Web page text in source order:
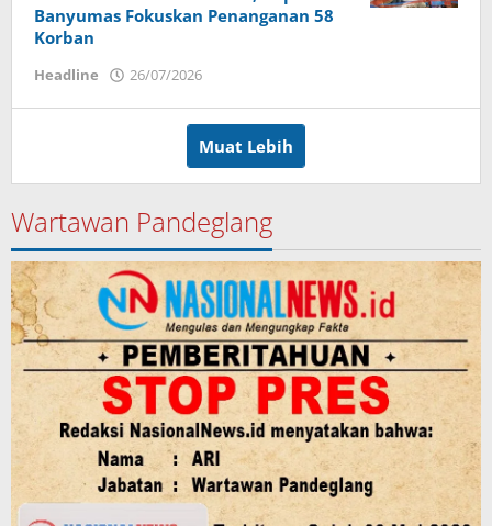
Banyumas Fokuskan Penanganan 58
Korban
Headline 26/07/2026
Muat Lebih
Wartawan Pandeglang